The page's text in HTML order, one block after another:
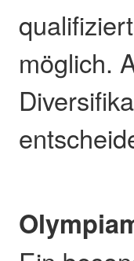
möglich.